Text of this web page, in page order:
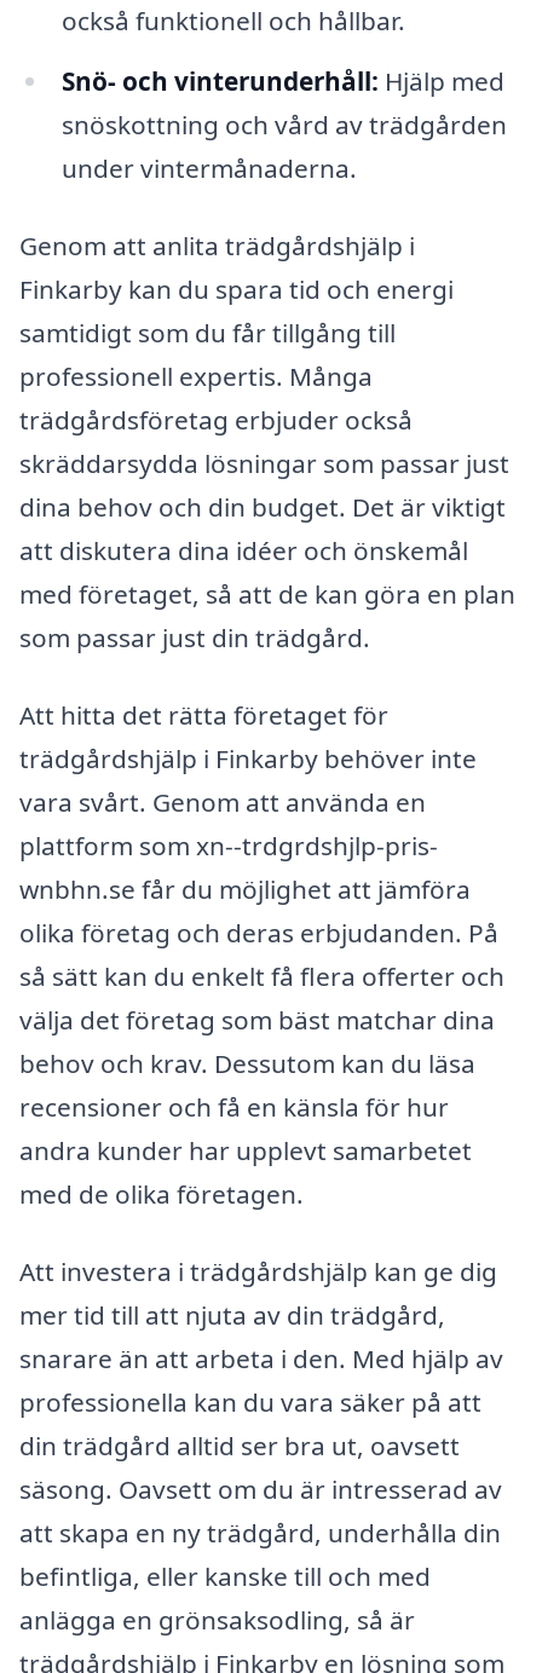
också funktionell och hållbar.
Snö- och vinterunderhåll: Hjälp med
snöskottning och vård av trädgården
under vintermånaderna.
Genom att anlita trädgårdshjälp i
Finkarby kan du spara tid och energi
samtidigt som du får tillgång till
professionell expertis. Många
trädgårdsföretag erbjuder också
skräddarsydda lösningar som passar just
dina behov och din budget. Det är viktigt
att diskutera dina idéer och önskemål
med företaget, så att de kan göra en plan
som passar just din trädgård.
Att hitta det rätta företaget för
trädgårdshjälp i Finkarby behöver inte
vara svårt. Genom att använda en
plattform som xn--trdgrdshjlp-pris-
wnbhn.se får du möjlighet att jämföra
olika företag och deras erbjudanden. På
så sätt kan du enkelt få flera offerter och
välja det företag som bäst matchar dina
behov och krav. Dessutom kan du läsa
recensioner och få en känsla för hur
andra kunder har upplevt samarbetet
med de olika företagen.
Att investera i trädgårdshjälp kan ge dig
mer tid till att njuta av din trädgård,
snarare än att arbeta i den. Med hjälp av
professionella kan du vara säker på att
din trädgård alltid ser bra ut, oavsett
säsong. Oavsett om du är intresserad av
att skapa en ny trädgård, underhålla din
befintliga, eller kanske till och med
anlägga en grönsaksodling, så är
trädgårdshjälp i Finkarby en lösning som